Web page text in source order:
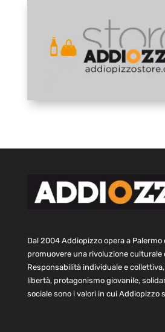
Dal 2004 Addiopizzo opera a Palermo
promuovere una rivoluzione culturale
Responsabilità individuale e
libertà, protagonismo giovanile,
sociale sono i valori in cui Addiopizzo